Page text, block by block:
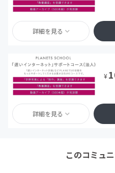
詳細を見る
¥
詳細を見る
このコミュ